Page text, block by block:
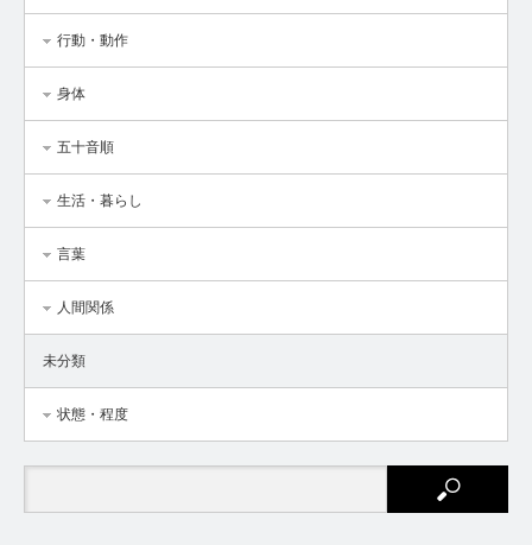
行動・動作
身体
五十音順
生活・暮らし
言葉
人間関係
未分類
状態・程度